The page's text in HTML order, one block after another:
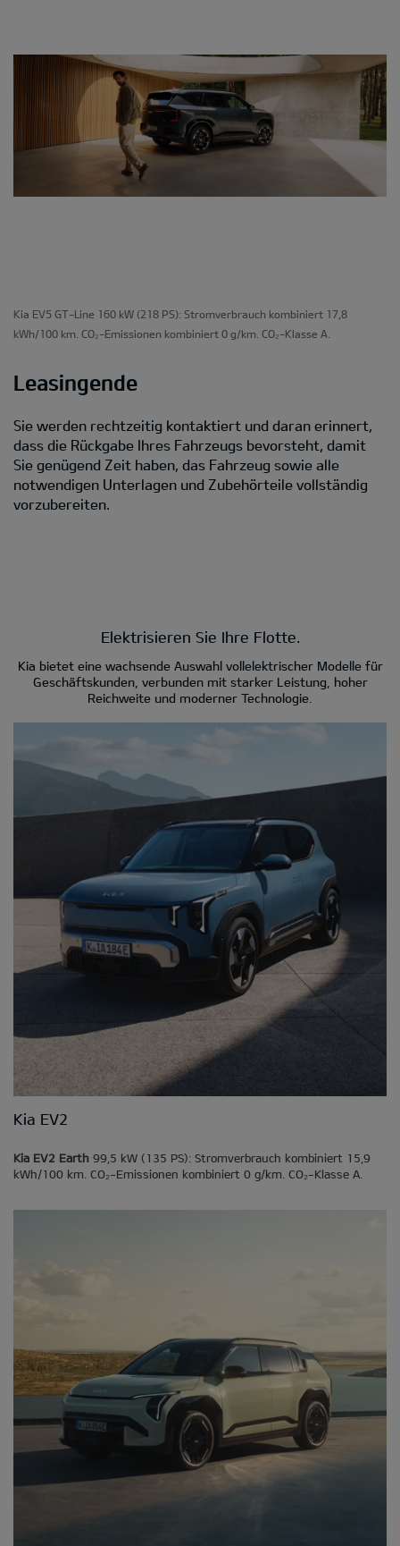
Kia EV5 GT-Line 160 kW (218 PS): Stromverbrauch kombiniert 17,8
kWh/100 km. CO₂-Emissionen kombiniert 0 g/km. CO₂-Klasse A.
Leasingende
Sie werden rechtzeitig kontaktiert und daran erinnert,
dass die Rückgabe Ihres Fahrzeugs bevorsteht, damit
Sie genügend Zeit haben, das Fahrzeug sowie alle
notwendigen Unterlagen und Zubehörteile vollständig
vorzubereiten.
Elektrisieren Sie Ihre Flotte.
Kia bietet eine wachsende Auswahl vollelektrischer Modelle für
Geschäftskunden, verbunden mit starker Leistung, hoher
Reichweite und moderner Technologie.
Kia EV2
Kia EV2 Earth 99,5 kW (135 PS): Stromverbrauch kombiniert 15,9
kWh/100 km. CO₂-Emissionen kombiniert 0 g/km. CO₂-Klasse A.